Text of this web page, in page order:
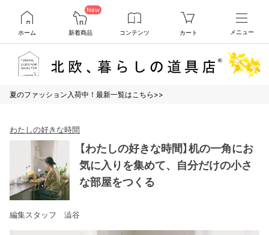
ホーム
New
新着商品 コンテンツ カート メニュー
夏のファッション入荷中！最新一覧はこちら>>
わたしの好きな時間
【わたしの好きな時間】机の一角にお
気に入りを集めて、自分だけの小さ
な部屋をつくる
編集スタッフ 澁谷